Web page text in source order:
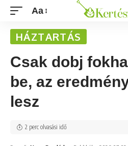
Aa
HÁZTARTÁS
Csak dobj
be, az
lesz
2 perc olvasási idő